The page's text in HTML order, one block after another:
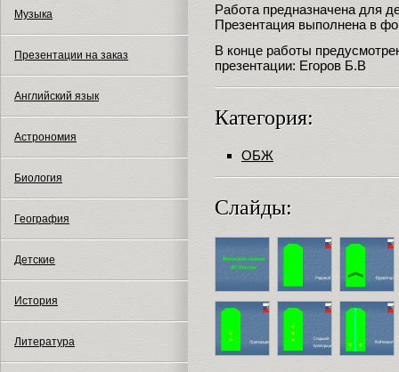
Музыка
Презентации на заказ
Английский язык
Астрономия
Биология
География
Детские
История
Литература
Работа предназначена для
Презентация выполнена в
В конце работы
презентации: Егоров Б.В
Категория:
ОБЖ
Слайды: